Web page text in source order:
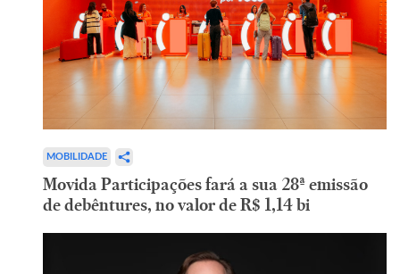
MOBILIDADE
Movida Participações fará a sua 28ª emissão
de debêntures, no valor de R$ 1,14 bi